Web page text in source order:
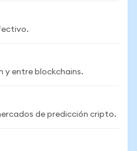
y entre blockchains.
de predicción cripto.